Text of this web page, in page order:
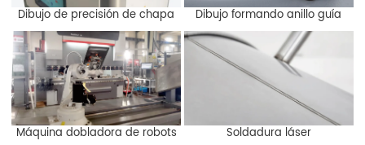
Dibujo de precisión de chapa Dibujo formando anillo guía
Máquina dobladora de robots Soldadura láser